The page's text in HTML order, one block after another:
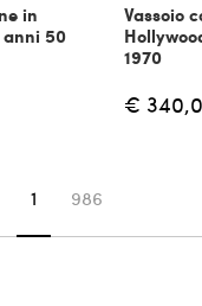
in
50
Vassoio
1970
€
Sei su pagina
1 986